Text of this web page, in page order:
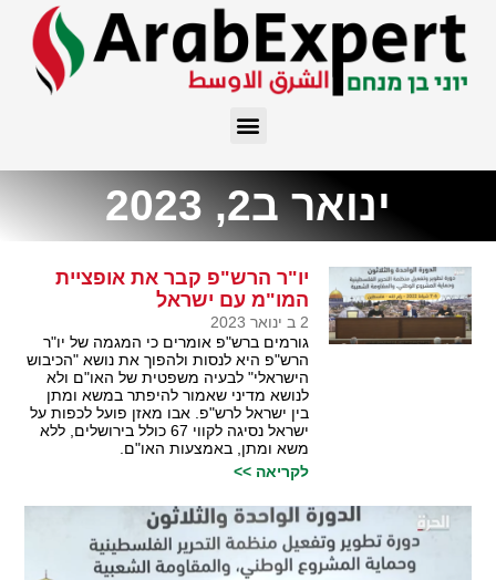
ינואר ב2, 2023
יו"ר הרש"פ קבר את אופציית
המו"מ עם ישראל
2 ב ינואר 2023
גורמים ברש"פ אומרים כי המגמה של יו"ר
הרש"פ היא לנסות ולהפוך את נושא "הכיבוש
הישראלי" לבעיה משפטית של האו"ם ולא
לנושא מדיני שאמור להיפתר במשא ומתן
בין ישראל לרש"פ. אבו מאזן פועל לכפות על
ישראל נסיגה לקווי 67 כולל בירושלים, ללא
משא ומתן, באמצעות האו"ם.
לקריאה >>